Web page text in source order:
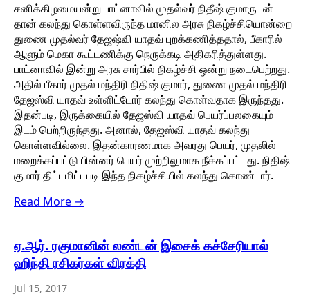
சனிக்கிழமையன்று பாட்னாவில் முதல்வர் நிதீஷ் குமாருடன்
தான் கலந்து கொள்ளவிருந்த மானில அரசு நிகழ்ச்சியொன்றை
துணை முதல்வர் தேஜஷ்வி யாதவ் புறக்கணித்ததால், பீகாரில்
ஆளும் மெகா கூட்டணிக்கு நெருக்கடி அதிகரித்துள்ளது.
பாட்னாவில் இன்று அரசு சார்பில் நிகழ்ச்சி ஒன்று நடைபெற்றது.
அதில் பீகார் முதல் மந்திரி நிதிஷ் குமார், துணை முதல் மந்திரி
தேஜஸ்வி யாதவ் உள்ளிட்டோர் கலந்து கொள்வதாக இருந்தது.
இதன்படி, இருக்கையில் தேஜஸ்வி யாதவ் பெயர்ப்பலகையும்
இடம் பெற்றிருந்தது. அனால், தேஜஸ்வி யாதவ் கலந்து
கொள்ளவில்லை. இதன்காரணமாக அவரது பெயர், முதலில்
மறைக்கப்பட்டு பின்னர் பெயர் முற்றிலுமாக நீக்கப்பட்டது. நிதிஷ்
குமார் திட்டமிட்டபடி இந்த நிகழ்ச்சியில் கலந்து கொண்டார்.
Read More →
ஏ.ஆர். ரகுமானின் லண்டன் இசைக் கச்சேரியால்
ஹிந்தி ரசிகர்கள் விரக்தி
Jul 15, 2017